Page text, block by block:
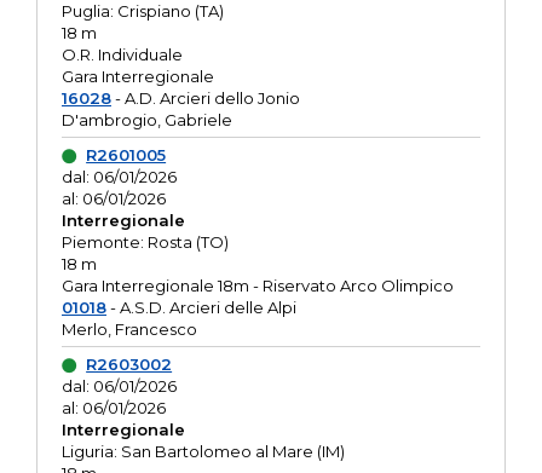
Puglia: Crispiano (TA)
18 m
O.R. Individuale
Gara Interregionale
16028- A.D. Arcieri dello Jonio
D'ambrogio, Gabriele
R2601005
dal: 06/01/2026
al: 06/01/2026
Interregionale
Piemonte: Rosta (TO)
18 m
Gara Interregionale 18m - Riservato Arco Olimpico
01018- A.S.D. Arcieri delle Alpi
Merlo, Francesco
R2603002
dal: 06/01/2026
al: 06/01/2026
Interregionale
Liguria: San Bartolomeo al Mare (IM)